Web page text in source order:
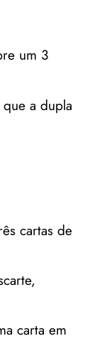
um 3
a dupla
cartas de
carta em